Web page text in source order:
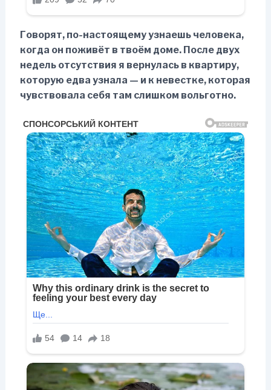
Говорят, по-настоящему узнаешь человека,
когда он поживёт в твоём доме. После двух
недель отсутствия я вернулась в квартиру,
которую едва узнала — и к невестке, которая
чувствовала себя там слишком вольготно.